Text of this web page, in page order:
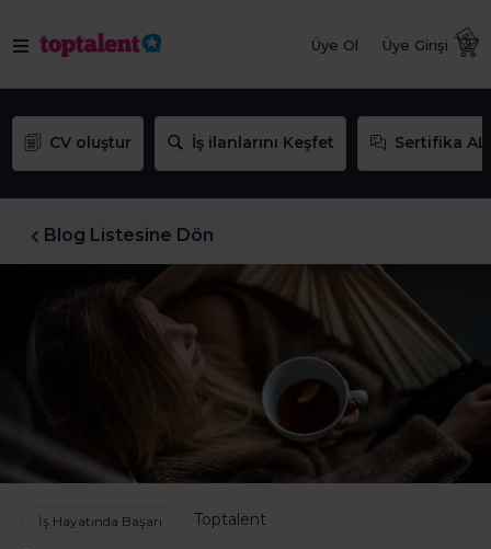
Üye Ol Üye Girişi
CV oluştur İş ilanlarını Keşfet Sertifika AL
Blog Listesine Dön
İş Hayatında Başarı Toptalent